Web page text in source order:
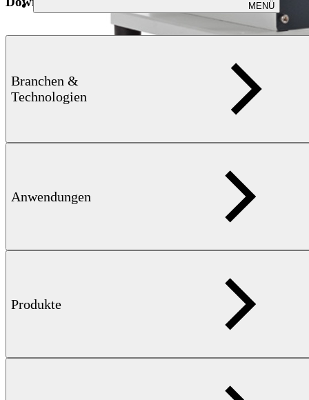
MENÜ
Branchen &
Technologien
Anwendungen
Produkte
KOERZIMAT J-H — 501 KBErmittlung der kompletten J-H